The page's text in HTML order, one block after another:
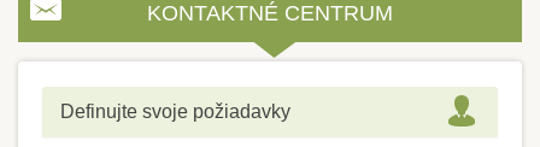
KONTAKTNÉ CENTRUM
Definujte svoje požiadavky